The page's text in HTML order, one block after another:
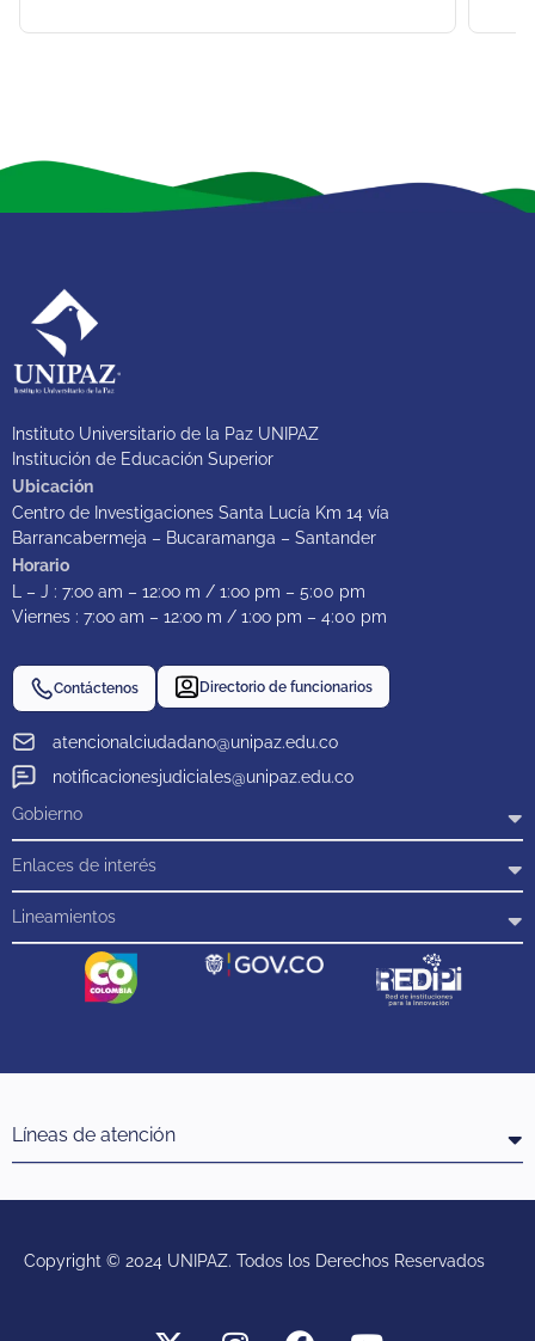
Instituto Universitario de la Paz UNIPAZ
Institución de Educación Superior
Ubicación
Centro de Investigaciones Santa Lucía Km 14 vía
Barrancabermeja – Bucaramanga – Santander
Horario
L – J : 7:oo am – 12:oo m / 1:oo pm – 5:00 pm
Viernes : 7:oo am – 12:oo m / 1:oo pm – 4:00 pm
atencionalciudadano@unipaz.edu.co
notificacionesjudiciales@unipaz.edu.co
Contáctenos Directorio de funcionarios
Gobierno
Enlaces de interés
Lineamientos
Líneas de atención
Copyright © 2024 UNIPAZ. Todos los Derechos Reservados